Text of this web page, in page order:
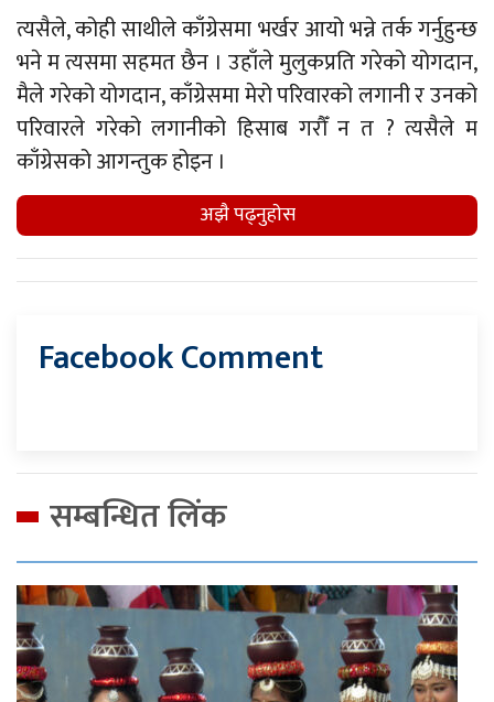
त्यसैले, कोही साथीले काँग्रेसमा भर्खर आयो भन्ने तर्क गर्नुहुन्छ
भने म त्यसमा सहमत छैन । उहाँले मुलुकप्रति गरेको योगदान,
मैले गरेको योगदान, काँग्रेसमा मेरो परिवारको लगानी र उनको
परिवारले गरेको लगानीको हिसाब गरौँ न त ? त्यसैले म
काँग्रेसको आगन्तुक होइन ।
अझै पढ्नुहाेस
Facebook Comment
सम्बन्धित लिंक